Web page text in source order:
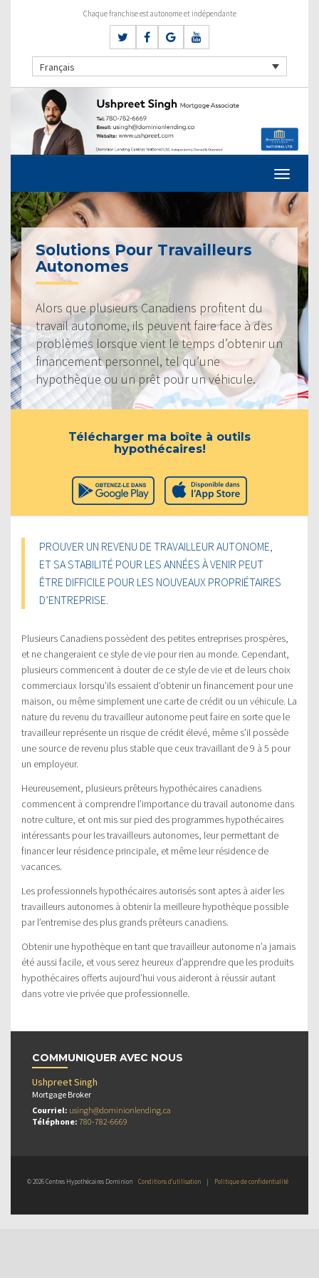
Chaque franchise est autonome et indépendante
Français
Solutions Pour Travailleurs
Autonomes
Alors que plusieurs Canadiens profitent du
travail autonome, ils peuvent faire face à des
problèmes lorsque vient le temps d’obtenir un
financement personnel, tel qu’une
hypothèque ou un prêt pour un véhicule.
Télécharger ma boîte à outils
hypothécaires!
PROUVER UN REVENU DE TRAVAILLEUR AUTONOME,
ET SA STABILITÉ POUR LES ANNÉES À VENIR PEUT
ÊTRE DIFFICILE POUR LES NOUVEAUX PROPRIÉTAIRES
D’ENTREPRISE.
Plusieurs Canadiens possèdent des petites entreprises prospères,
et ne changeraient ce style de vie pour rien au monde. Cependant,
plusieurs commencent à douter de ce style de vie et de leurs choix
commerciaux lorsqu’ils essaient d’obtenir un financement pour une
maison, ou même simplement une carte de crédit ou un véhicule. La
nature du revenu du travailleur autonome peut faire en sorte que le
travailleur représente un risque de crédit élevé, même s’il possède
une source de revenu plus stable que ceux travaillant de 9 à 5 pour
un employeur.
Heureusement, plusieurs prêteurs hypothécaires canadiens
commencent à comprendre l’importance du travail autonome dans
notre culture, et ont mis sur pied des programmes hypothécaires
intéressants pour les travailleurs autonomes, leur permettant de
financer leur résidence principale, et même leur résidence de
vacances.
Les professionnels hypothécaires autorisés sont aptes à aider les
travailleurs autonomes à obtenir la meilleure hypothèque possible
par l’entremise des plus grands prêteurs canadiens.
Obtenir une hypothèque en tant que travailleur autonome n’a jamais
été aussi facile, et vous serez heureux d’apprendre que les produits
hypothécaires offerts aujourd’hui vous aideront à réussir autant
dans votre vie privée que professionnelle.
COMMUNIQUER AVEC NOUS
Ushpreet Singh
Mortgage Broker
Courriel: usingh@dominionlending.ca
Téléphone: 780-782-6669
© 2026 Centres Hypothécaires Dominion Conditions d’utilisation | Politique de confidentialité